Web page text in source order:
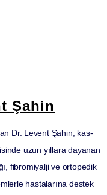
Şahin
Dr. Levent Şahin, kas-
uzun yıllara dayanan
fibromiyalji ve ortopedik
hastalarına destek